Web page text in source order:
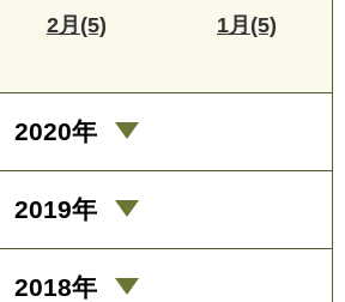
2月(5) 1月(5)
2020年
2019年
2018年